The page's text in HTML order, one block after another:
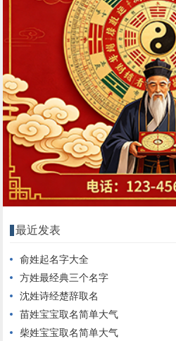
最近发表
俞姓起名字大全
方姓最经典三个名字
沈姓诗经楚辞取名
苗姓宝宝取名简单大气
柴姓宝宝取名简单大气